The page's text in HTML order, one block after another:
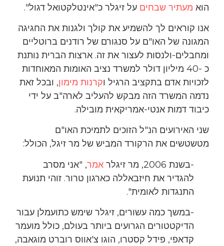
הוא מעתיר שבחים על זיגלר כ"אינטלקטואל דגול".
אנו קוראים לך להשמיע את קולך ולגנות את החגיגה
המגונה של האו"ם על סנגורם של רודנים ברוטליים
ומחבלים-ולנסות לעצור את זה. ארצות הברית נותנת
כ -40 מיליון דולר למשרד נציב האומות המאוחדות
לזכויות אדם בתקציב הרגיל וקרנות מימון, ובכל זאת
נדמה המשרד הזה מבקש להעליב לארה"ב על ידי
כיבוד דמות אנטי-אמריקאית מובילה.
שני האירועים הנ"ל הזוכים לתמיכת האו"ם
מטשטשים את הרקורד המביש של מר זיגל, הכולל:
-בשנת 2006, מר זיגלר
אמר, "אני מסרב
להגדיר את חיזבאללה כארגון טרור. זוהי תנועת
התנגדות לאומית".
-במשך כמה עשורים, זיגלר שימש כתועמלן עבור
הדיקטטורים הגרועים ביותר בעולם, כולל מועמר
קדאפי, פידל קסטרו, הוגו צ'אווס רוברט מוגאבה,